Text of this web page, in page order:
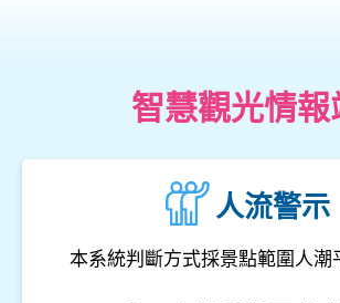
智慧觀光情報
人流警示
本系統判斷方式採景點範圍人潮